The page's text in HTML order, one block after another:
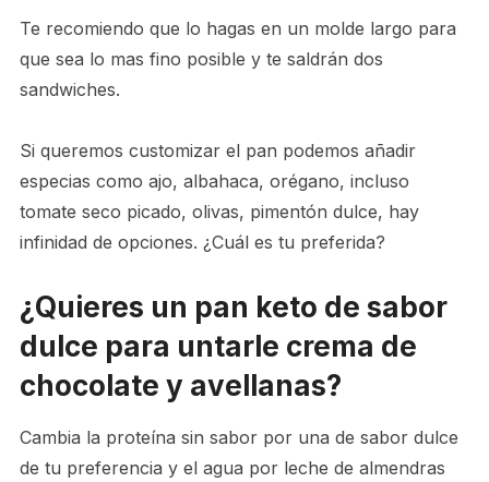
Te recomiendo que lo hagas en un molde largo para
que sea lo mas fino posible y te saldrán dos
sandwiches.
Si queremos customizar el pan podemos añadir
especias como ajo, albahaca, orégano, incluso
tomate seco picado, olivas, pimentón dulce, hay
infinidad de opciones. ¿Cuál es tu preferida?
¿Quieres un pan keto de sabor
dulce para untarle crema de
chocolate y avellanas?
Cambia la proteína sin sabor por una de sabor dulce
de tu preferencia y el agua por leche de almendras